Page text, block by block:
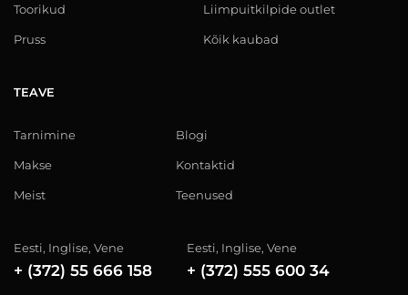
Toorikud
Pruss
Liimpuitkilpide outlet
Kõik kaubad
TEAVE
Tarnimine
Makse
Meist
Blogi
Kontaktid
Teenused
Eesti, Inglise, Vene
+ (372) 55 666 158
Eesti, Inglise, Vene
+ (372) 555 600 34